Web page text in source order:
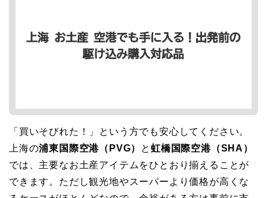
「買いそびれた！」という方でも安心してください。
上海の浦東国際空港（PVG） と虹橋国際空港（SHA）
では、主要なお土産アイテムをひとおり揃えることが
できます。ただし観光地やスーパーより価格が高くな